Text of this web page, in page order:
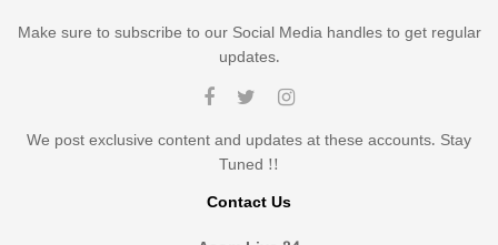
Make sure to subscribe to our Social Media handles to get regular
updates.
We post exclusive content and updates at these accounts. Stay
Tuned !!
Contact Us